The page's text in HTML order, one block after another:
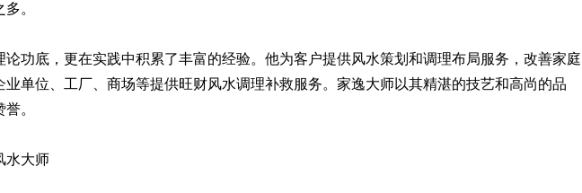
。
功底，更在实践中积累了丰富的经验。他为客户提供风水策划和调理布局服务，改善家庭
单位、工厂、商场等提供旺财风水调理补救服务。家逸大师以其精湛的技艺和高尚的品
。
水大师